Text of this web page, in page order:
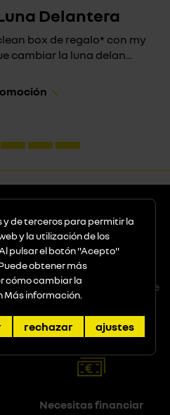
Delantera
box de regalo* con my
cambiar la luna delan...
de terceros para permitir la
y la utilización de los
pulsar el botón "Acepto"
obtener más
cómo cambiar la
Más información
rechazar ajustes
Prueba tu futuro coche
No importa el modelo que
quieras probar
Necesitas financiar